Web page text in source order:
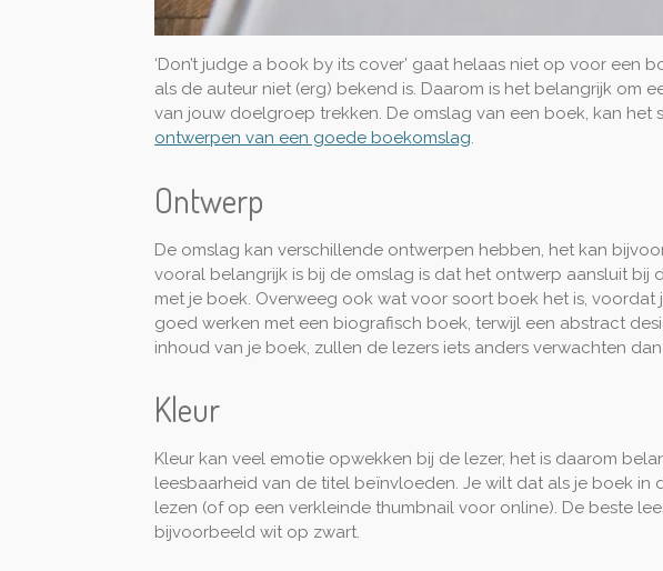
‘Don’t judge a book by its cover’ gaat helaas niet op voor
als de auteur niet (erg) bekend is. Daarom is het belangrijk om
van jouw doelgroep trekken. De omslag van een boek, kan
ontwerpen van een goede boekomslag.
Ontwerp
De omslag kan verschillende ontwerpen hebben, het kan
vooral belangrijk is bij de omslag is dat het ontwerp aansluit
met je boek. Overweeg ook wat voor soort boek het is,
goed werken met een biografisch boek, terwijl een abstract
inhoud van je boek, zullen de lezers iets anders verwachten
Kleur
Kleur kan veel emotie opwekken bij de lezer, het is daarom
leesbaarheid van de titel beïnvloeden. Je wilt dat als je boek
lezen (of op een verkleinde thumbnail voor online). De beste
bijvoorbeeld wit op zwart.